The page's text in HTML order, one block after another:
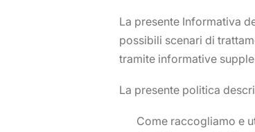
La presente Informativa
possibili scenari di
tramite informative
La presente politica
Come raccogliamo e